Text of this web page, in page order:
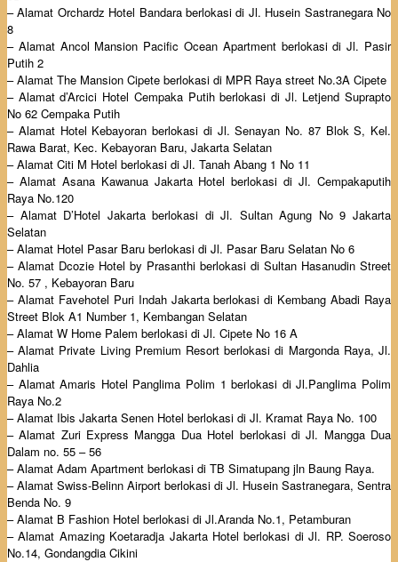
– Alamat Orchardz Hotel Bandara berlokasi di Jl. Husein Sastranegara No
8
– Alamat Ancol Mansion Pacific Ocean Apartment berlokasi di Jl. Pasir
Putih 2
– Alamat The Mansion Cipete berlokasi di MPR Raya street No.3A Cipete
– Alamat d’Arcici Hotel Cempaka Putih berlokasi di Jl. Letjend Suprapto
No 62 Cempaka Putih
– Alamat Hotel Kebayoran berlokasi di Jl. Senayan No. 87 Blok S, Kel.
Rawa Barat, Kec. Kebayoran Baru, Jakarta Selatan
– Alamat Citi M Hotel berlokasi di Jl. Tanah Abang 1 No 11
– Alamat Asana Kawanua Jakarta Hotel berlokasi di Jl. Cempakaputih
Raya No.120
– Alamat D’Hotel Jakarta berlokasi di Jl. Sultan Agung No 9 Jakarta
Selatan
– Alamat Hotel Pasar Baru berlokasi di Jl. Pasar Baru Selatan No 6
– Alamat Dcozie Hotel by Prasanthi berlokasi di Sultan Hasanudin Street
No. 57 , Kebayoran Baru
– Alamat Favehotel Puri Indah Jakarta berlokasi di Kembang Abadi Raya
Street Blok A1 Number 1, Kembangan Selatan
– Alamat W Home Palem berlokasi di Jl. Cipete No 16 A
– Alamat Private Living Premium Resort berlokasi di Margonda Raya, Jl.
Dahlia
– Alamat Amaris Hotel Panglima Polim 1 berlokasi di Jl.Panglima Polim
Raya No.2
– Alamat Ibis Jakarta Senen Hotel berlokasi di Jl. Kramat Raya No. 100
– Alamat Zuri Express Mangga Dua Hotel berlokasi di Jl. Mangga Dua
Dalam no. 55 – 56
– Alamat Adam Apartment berlokasi di TB Simatupang jln Baung Raya.
– Alamat Swiss-Belinn Airport berlokasi di Jl. Husein Sastranegara, Sentra
Benda No. 9
– Alamat B Fashion Hotel berlokasi di Jl.Aranda No.1, Petamburan
– Alamat Amazing Koetaradja Jakarta Hotel berlokasi di Jl. RP. Soeroso
No.14, Gondangdia Cikini